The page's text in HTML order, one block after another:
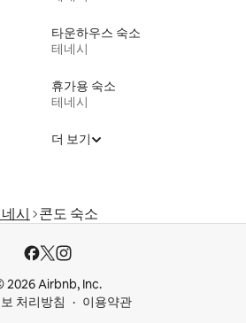
타운하우스 숙소
테네시
휴가용 숙소
테네시
더 보기
시 콘도 숙소
2026 Airbnb, Inc.
처리방침
이용약관